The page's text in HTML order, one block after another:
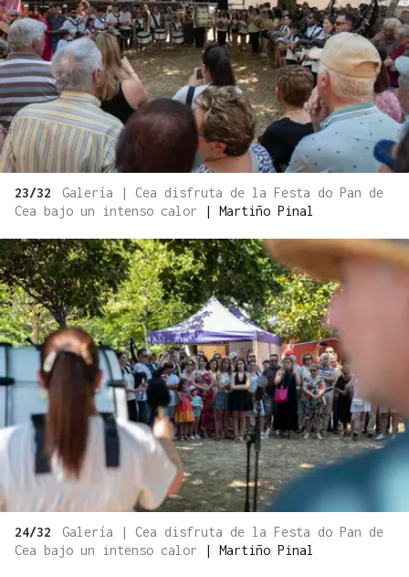
23/32
Galería | Cea disfruta de la Festa do Pan de
Cea bajo un intenso calor
| Martiño Pinal
24/32
Galería | Cea disfruta de la Festa do Pan de
Cea bajo un intenso calor
| Martiño Pinal